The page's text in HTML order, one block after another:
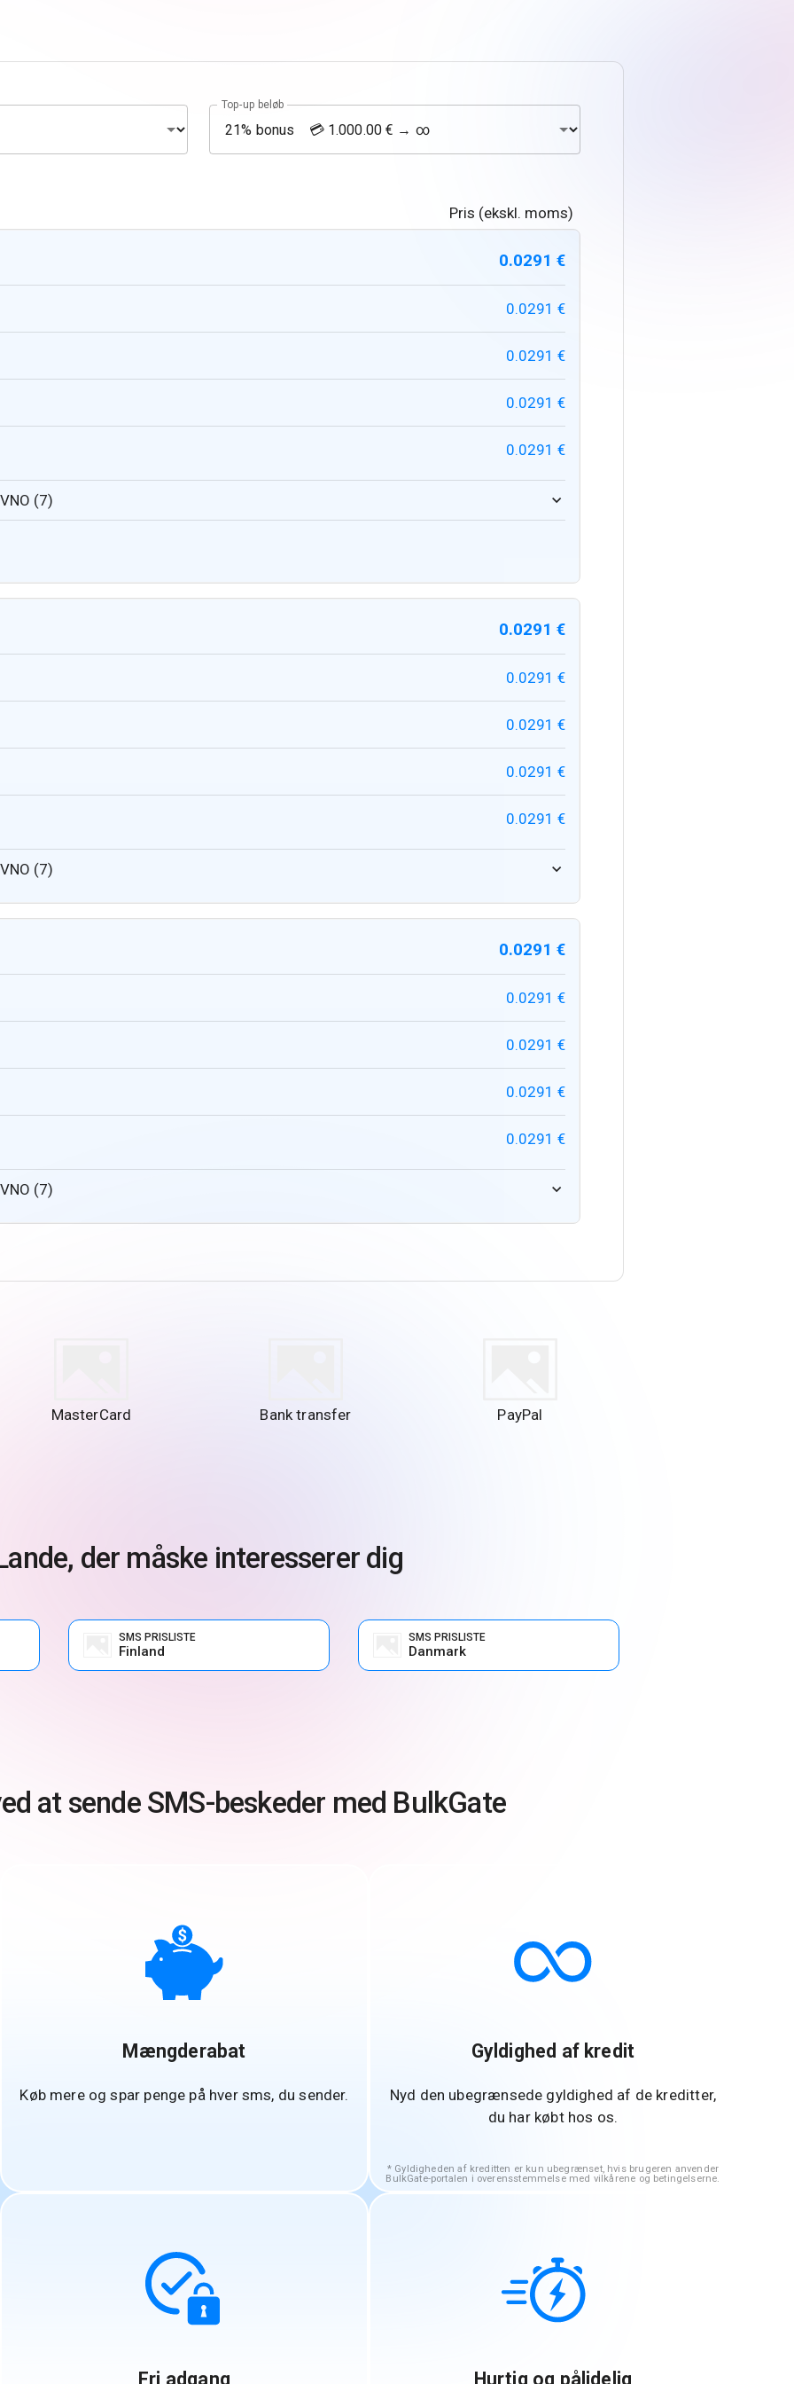
Top-up beløb
Pris (ekskl. moms)
0.0291 €
0.0291 €
0.0291 €
0.0291 €
0.0291 €
(7)
0.0291 €
0.0291 €
0.0291 €
0.0291 €
0.0291 €
(7)
0.0291 €
0.0291 €
0.0291 €
0.0291 €
0.0291 €
(7)
MasterCard Bank transfer PayPal
der måske interesserer dig
SMS PRISLISTE
Finland
SMS PRISLISTE
Danmark
at sende SMS-beskeder med BulkGate
Mængderabat
Køb mere og spar penge på hver sms, du sender.
Gyldighed af kredit
Nyd den ubegrænsede gyldighed af de kreditter,
du har købt hos os.
Gyldigheden af kreditten er kun ubegrænset, hvis brugeren anvender
BulkGate-portalen i overensstemmelse med vilkårene og betingelserne.
Fri adgang Hurtig og pålidelig